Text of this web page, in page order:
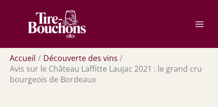
contenu
Accueil
Découverte des vins
Avis sur le Château Laffitte Laujac 2021 : le grand cru
bourgeois de Bordeaux